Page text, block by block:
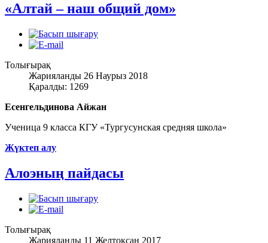
«Алтай – наш общий дом»
Толығырақ
Жарияланды 26 Наурыз 2018
Қаралды: 1269
Есенгельдинова Айжан
Ученица 9 класса КГУ «Тургусунская средняя школа»
Жүктеп алу
Алоэның пайдасы
Толығырақ
Жарияланды 11 Желтоқсан 2017